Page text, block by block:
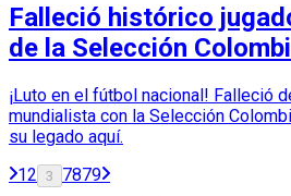
Falleció histórico
de la Selección
¡Luto en el fútbol nacional! Falleció
mundialista con la Selección
su legado aquí.
12 3 7879